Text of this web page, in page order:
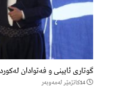
گوتاری ئایینی و فەتوادان
14كاتژمێر لەمەوبەر